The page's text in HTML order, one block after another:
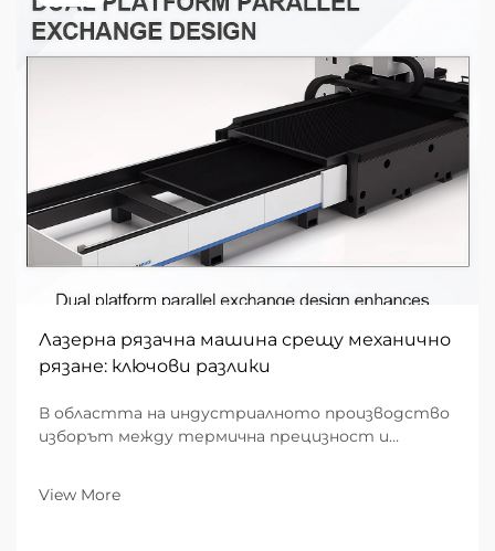
Лазерна рязачна машина срещу механично
рязане: ключови разлики
В областта на индустриалното производство
изборът между термична прецизност и
продължение на десетилетия механичното
View More